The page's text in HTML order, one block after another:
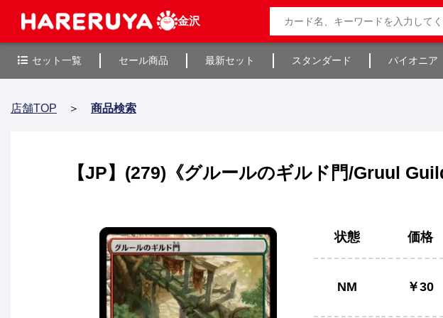
金沢
セット一覧 セール商品 最新セット スタンダード パイオニア
店舗TOP ＞ 商品検索
【JP】(279)《グルールのギルド門/Gruul
状態 価格
NM ￥30